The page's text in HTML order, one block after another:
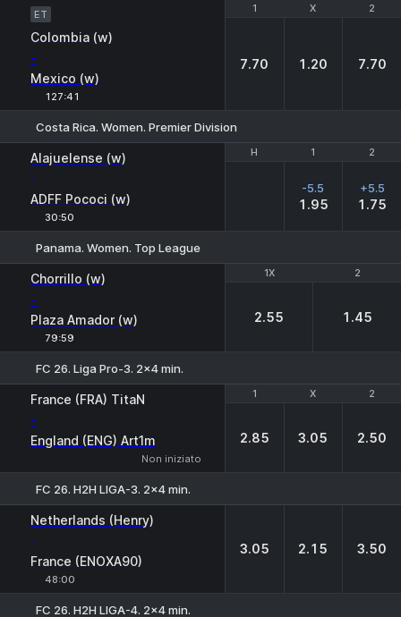
1 X 2
ET
Colombia (w)
-
Mexico (w)
127:41
1 X 2
7.70 1.20 7.70
Costa Rica. Women. Premier Division
H 1 2
Alajuelense (w)
-
ADFF Pococi (w)
30:50
H 1 2
-5.5
1.95
+5.5
1.75
Panama. Women. Top League
1X 2
Chorrillo (w)
-
Plaza Amador (w)
79:59
1X 2
2.55 1.45
FC 26. Liga Pro-3. 2x4 min.
1 X 2
France (FRA) TitaN
-
England (ENG) Art1m
Non iniziato
1 X 2
2.85 3.05 2.50
FC 26. H2H LIGA-3. 2x4 min.
Netherlands (Henry)
-
France (ENOXA90)
48:00
3.05 2.15 3.50
FC 26. H2H LIGA-4. 2x4 min.